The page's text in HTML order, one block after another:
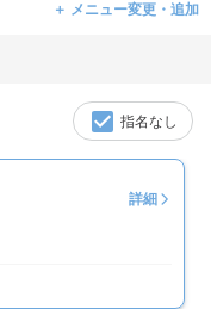
＋ メニュー変更・追加
指名なし
詳細